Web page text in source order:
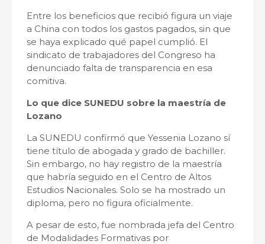
Entre los beneficios que recibió figura un viaje
a China con todos los gastos pagados, sin que
se haya explicado qué papel cumplió. El
sindicato de trabajadores del Congreso ha
denunciado falta de transparencia en esa
comitiva.
Lo que dice SUNEDU sobre la maestría de
Lozano
La SUNEDU confirmó que Yessenia Lozano sí
tiene título de abogada y grado de bachiller.
Sin embargo, no hay registro de la maestría
que habría seguido en el Centro de Altos
Estudios Nacionales. Solo se ha mostrado un
diploma, pero no figura oficialmente.
A pesar de esto, fue nombrada jefa del Centro
de Modalidades Formativas por